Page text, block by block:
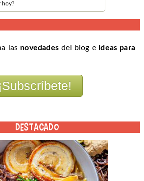
las novedades del blog eideas para
DESTACADO